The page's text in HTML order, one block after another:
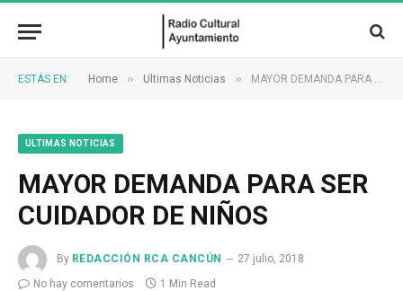
ESTÁS EN: Home » Ultimas Noticias » MAYOR DEMANDA PARA SER CUIDADOR DE NIÑOS
ULTIMAS NOTICIAS
MAYOR DEMANDA PARA SER
CUIDADOR DE NIÑOS
By REDACCIÓN RCA CANCÚN
27 julio, 2018
No hay comentarios
1 Min Read